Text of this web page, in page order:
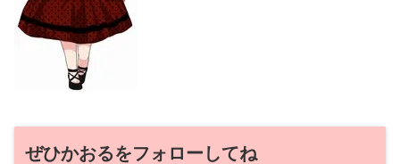
ぜひかおるをフォローしてね